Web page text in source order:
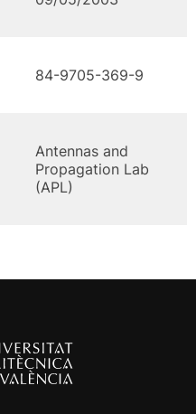
84-9705-369-9
Antennas and
Propagation Lab
(APL)